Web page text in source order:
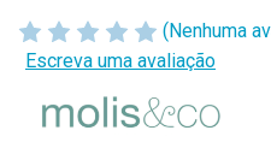
(Nenhuma
Escreva uma avaliação